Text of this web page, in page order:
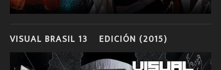
VISUAL BRASIL 13º EDICIÓN (2015)